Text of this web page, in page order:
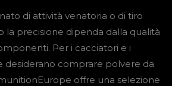
di attività venatoria o di tiro
la precisione dipenda dalla qualità
Per i cacciatori e i
desiderano comprare polvere da
offre una selezione